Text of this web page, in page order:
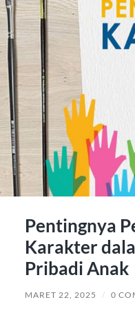
Pentingnya
Karakter
Pribadi Anak
MARET 22, 2025 / 0